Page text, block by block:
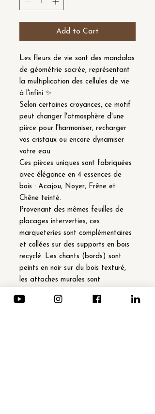
Add to Cart
Les fleurs de vie sont des mandalas
de géométrie sacrée, représentant
la multiplication des cellules de vie
à l'infini ✨
Selon certaines croyances, ce motif
peut changer l'atmosphère d'une
pièce pour l'harmoniser, recharger
vos cristaux ou encore dynamiser
votre eau.
Ces pièces uniques sont fabriquées
avec élégance en 4 essences de
bois : Acajou, Noyer, Frêne et
Chêne teinté.
Provenant des mêmes feuilles de
placages interverties, ces
marqueteries sont complémentaires
et collées sur des supports en bois
recyclé. Les chants (bords) sont
peints en noir sur du bois texturé,
les attaches murales sont
peut choisir la direction de sa fleur